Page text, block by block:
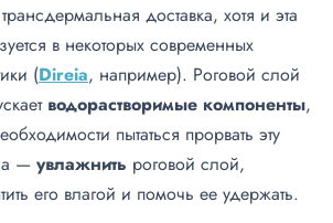
доставка, хотя и эта
в некоторых современных
(Direia, например). Роговой слой
водорастворимые компоненты,
пытаться прорвать эту
— увлажнить роговой слой,
его влагой и помочь ее удержать.